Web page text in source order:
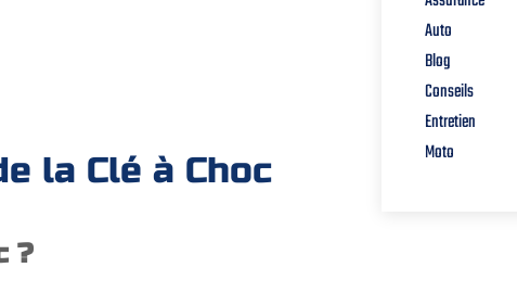
la Clé à Choc
?
Auto
Blog
Conseils
Entretien
Moto